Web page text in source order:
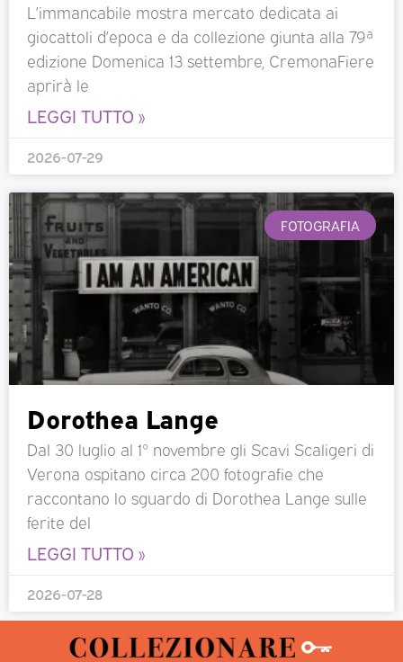
L’immancabile mostra mercato dedicata ai
giocattoli d’epoca e da collezione giunta alla 79ª
edizione Domenica 13 settembre, CremonaFiere
aprirà le
LEGGI TUTTO »
2026-07-29
FOTOGRAFIA
Dorothea Lange
Dal 30 luglio al 1° novembre gli Scavi Scaligeri di
Verona ospitano circa 200 fotografie che
raccontano lo sguardo di Dorothea Lange sulle
ferite del
LEGGI TUTTO »
2026-07-28